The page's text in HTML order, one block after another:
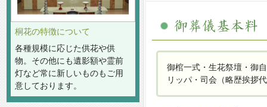
御棺一式・生花祭壇・御
リッパ・司会（略歴挨拶
桐花の特徴について
各種規模に応じた供花や供
物。その他にも遺影額や霊前
灯など常に新しいものもご用
意しております。